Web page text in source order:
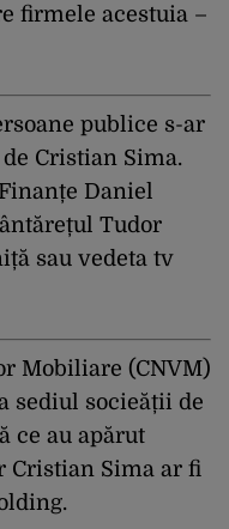
firmele acestuia –
publice s-ar
Cristian Sima.
Daniel
Tudor
sau vedeta tv
Mobiliare (CNVM)
sediul socieății de
ce au apărut
Cristian Sima ar fi